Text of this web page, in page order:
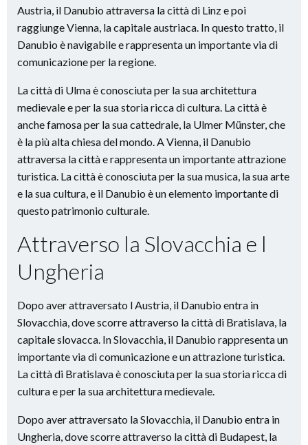
Austria, il Danubio attraversa la città di Linz e poi
raggiunge Vienna, la capitale austriaca. In questo tratto, il
Danubio è navigabile e rappresenta un importante via di
comunicazione per la regione.
La città di Ulma è conosciuta per la sua architettura
medievale e per la sua storia ricca di cultura. La città è
anche famosa per la sua cattedrale, la Ulmer Münster, che
è la più alta chiesa del mondo. A Vienna, il Danubio
attraversa la città e rappresenta un importante attrazione
turistica. La città è conosciuta per la sua musica, la sua arte
e la sua cultura, e il Danubio è un elemento importante di
questo patrimonio culturale.
Attraverso la Slovacchia e l
Ungheria
Dopo aver attraversato l Austria, il Danubio entra in
Slovacchia, dove scorre attraverso la città di Bratislava, la
capitale slovacca. In Slovacchia, il Danubio rappresenta un
importante via di comunicazione e un attrazione turistica.
La città di Bratislava è conosciuta per la sua storia ricca di
cultura e per la sua architettura medievale.
Dopo aver attraversato la Slovacchia, il Danubio entra in
Ungheria, dove scorre attraverso la città di Budapest, la